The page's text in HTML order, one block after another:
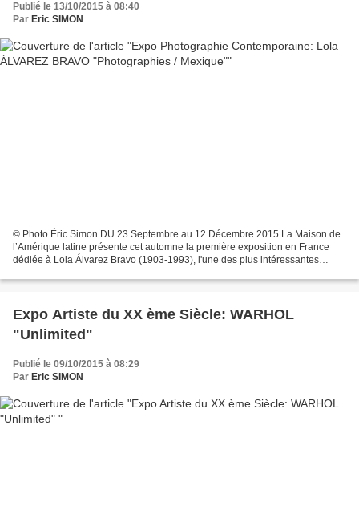
Publié le 13/10/2015 à 08:40
Par Eric SIMON
© Photo Éric Simon DU 23 Septembre au 12 Décembre 2015 La Maison de
l’Amérique latine présente cet automne la première exposition en France
dédiée à Lola Álvarez Bravo (1903-1993), l'une des plus intéressantes
Expo Artiste du XX ème Siècle: WARHOL
"Unlimited"
Publié le 09/10/2015 à 08:29
Par Eric SIMON